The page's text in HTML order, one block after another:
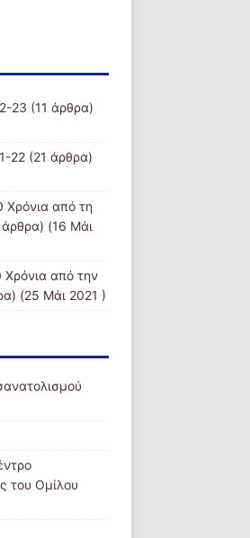
23 (11 άρθρα)
22(21 άρθρα)
από τη
άρθρα) (16 Μάι
από την
(25 Μάι 2021 )
του Ομίλου